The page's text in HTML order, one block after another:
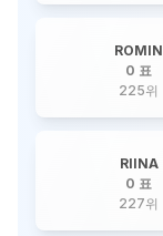
ROMIN
0 표
225위
RIINA
0 표
227위